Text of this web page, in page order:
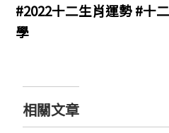
#2022十二生肖運勢 #十
學
相關文章